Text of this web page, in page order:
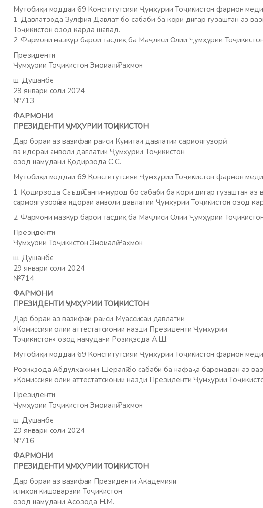
Мутобиқи моддаи 69 Конститутсияи Ҷумҳурии Тоҷикистон фармон
1. Давлатзода Зулфия Давлат бо сабаби ба кори дигар гузаштан аз
Тоҷикистон озод карда шавад.
2. Фармони мазкур барои тасдиқ ба Маҷлиси Олии Ҷумҳурии
Президенти
Ҷумҳурии Тоҷикистон Эмомалӣ Раҳмон
ш. Душанбе
29 январи соли 2024
№713
ФАРМОНИ
ПРЕЗИДЕНТИ ҶУМҲУРИИ ТОҶИКИСТОН
Дар бораи аз вазифаи раиси Кумитаи давлатии сармоягузорӣ
ва идораи амволи давлатии Ҷумҳурии Тоҷикистон
озод намудани Қодирзода С.С.
Мутобиқи моддаи 69 Конститутсияи Ҷумҳурии Тоҷикистон фармон
1. Қодирзода Саъдӣ Сангинмурод бо сабаби ба кори дигар гузаштан аз
сармоягузорӣ ва идораи амволи давлатии Ҷумҳурии Тоҷикистон озод
2. Фармони мазкур барои тасдиқ ба Маҷлиси Олии Ҷумҳурии
Президенти
Ҷумҳурии Тоҷикистон Эмомалӣ Раҳмон
ш. Душанбе
29 январи соли 2024
№714
ФАРМОНИ
ПРЕЗИДЕНТИ ҶУМҲУРИИ ТОҶИКИСТОН
Дар бораи аз вазифаи раиси Муассисаи давлатии
«Комиссияи олии аттестатсионии назди Президенти Ҷумҳурии
Тоҷикистон» озод намудани Розиқзода А.Ш.
Мутобиқи моддаи 69 Конститутсияи Ҷумҳурии Тоҷикистон фармон
Розиқзода Абдулҳакими Шералӣ бо сабаби ба нафақа баромадан аз
«Комиссияи олии аттестатсионии назди Президенти Ҷумҳурии
Президенти
Ҷумҳурии Тоҷикистон Эмомалӣ Раҳмон
ш. Душанбе
29 январи соли 2024
№716
ФАРМОНИ
ПРЕЗИДЕНТИ ҶУМҲУРИИ ТОҶИКИСТОН
Дар бораи аз вазифаи Президенти Академияи
илмҳои кишоварзии Тоҷикистон
озод намудани Асозода Н.М.